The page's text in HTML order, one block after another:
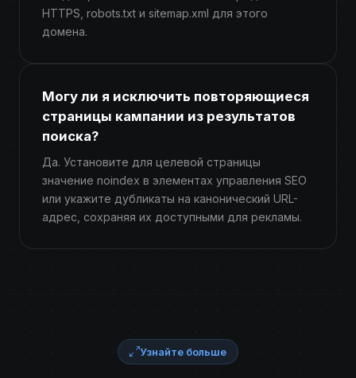
HTTPS, robots.txt и sitemap.xml для этого
домена.
Могу ли я исключить повторяющиеся
страницы кампании из результатов
поиска?
Да. Установите для целевой страницы
значение noindex в элементах управления SEO
или укажите дубликаты на канонический URL-
адрес, сохраняя их доступными для рекламы.
Узнайте больше